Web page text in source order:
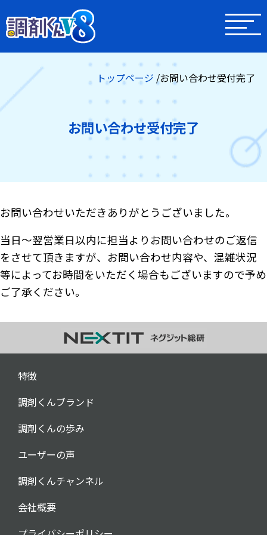
トップページ お問い合わせ受付完了
お問い合わせ受付完了
お問い合わせいただきありがとうございました。
当日～翌営業日以内に担当よりお問い合わせのご返信
をさせて頂きますが、お問い合わせ内容や、混雑状況
等によってお時間をいただく場合もございますので予め
ご了承ください。
特徴
調剤くんブランド
調剤くんの歩み
ユーザーの声
調剤くんチャンネル
会社概要
特徴
最新三大オプション
薬歴navi AI
らくらく処方箋
お役立ち記事
ダウンロードコンテンツ
調剤くんチャンネル